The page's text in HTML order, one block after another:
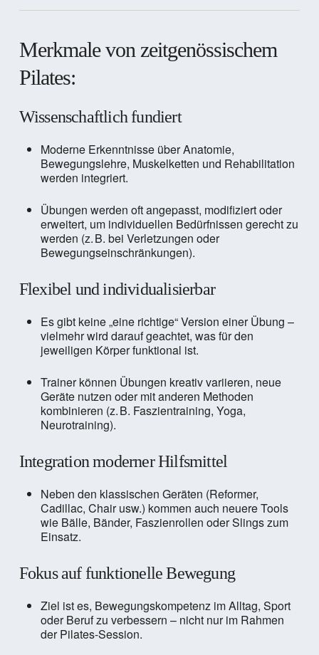
Merkmale von zeitgenössischem
Pilates:
Wissenschaftlich fundiert
Moderne Erkenntnisse über Anatomie,
Bewegungslehre, Muskelketten und Rehabilitation
werden integriert.
Übungen werden oft angepasst, modifiziert oder
erweitert, um individuellen Bedürfnissen gerecht zu
werden (z. B. bei Verletzungen oder
Bewegungseinschränkungen).
Flexibel und individualisierbar
Es gibt keine „eine richtige“ Version einer Übung –
vielmehr wird darauf geachtet, was für den
jeweiligen Körper funktional ist.
Trainer können Übungen kreativ variieren, neue
Geräte nutzen oder mit anderen Methoden
kombinieren (z. B. Faszientraining, Yoga,
Neurotraining).
Integration moderner Hilfsmittel
Neben den klassischen Geräten (Reformer,
Cadillac, Chair usw.) kommen auch neuere Tools
wie Bälle, Bänder, Faszienrollen oder Slings zum
Einsatz.
Fokus auf funktionelle Bewegung
Ziel ist es, Bewegungskompetenz im Alltag, Sport
oder Beruf zu verbessern – nicht nur im Rahmen
der Pilates-Session.